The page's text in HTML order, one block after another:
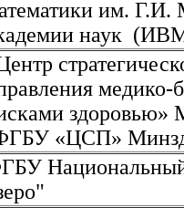
им. Г.И.
наук
медико-
здоровью»
«ЦСП»